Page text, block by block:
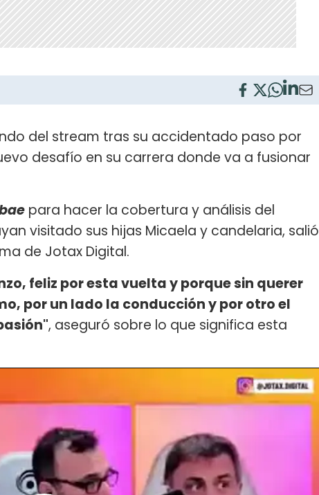
del stream tras su accidentado paso por
desafío en su carrera donde va a fusionar
para hacer la cobertura y análisis del
visitado sus hijas Micaela y candelaria, salió
de Jotax Digital.
feliz por esta vuelta y porque sin querer
por un lado la conducción y por otro el
, aseguró sobre lo que significa esta